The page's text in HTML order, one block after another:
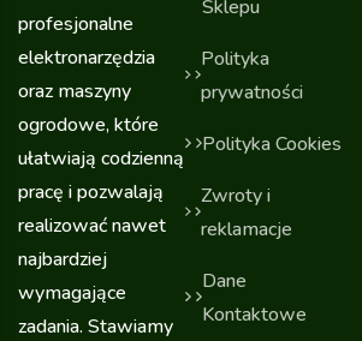
profesjonalne
elektronarzędzia
oraz maszyny
ogrodowe, które
ułatwiają codzienną
pracę i pozwalają
realizować nawet
najbardziej
wymagające
zadania. Stawiamy
Sklepu
Polityka
prywatności
Polityka Cookies
Zwroty i
reklamacje
Dane
Kontaktowe